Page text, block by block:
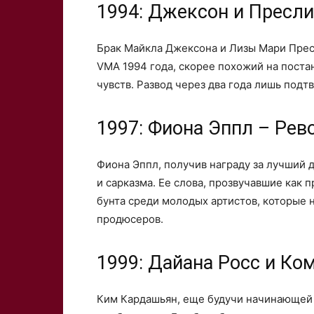
1994: Джексон и
Брак Майкла Джексона и Лизы Мари
VMA 1994 года, скорее похожий на
чувств. Развод через два года лишь
1997: Фиона Эппл –
Фиона Эппл, получив награду за
и сарказма. Ее слова, прозвучавшие как
бунта среди молодых артистов, которые
продюсеров.
1999: Дайана Росс и
Ким Кардашьян, еще будучи начинающей